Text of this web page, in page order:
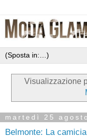
Visualizzazione
martedì 25
Belmonte: La